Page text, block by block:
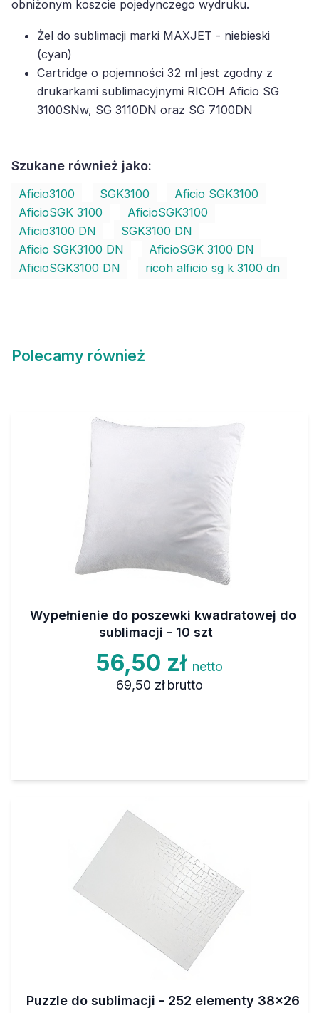
obniżonym koszcie pojedynczego wydruku.
Żel do sublimacji marki MAXJET - niebieski
(cyan)
Cartridge o pojemności 32 ml jest zgodny z
drukarkami sublimacyjnymi RICOH Aficio SG
3100SNw, SG 3110DN oraz SG 7100DN
Szukane również jako:
Aficio3100 SGK3100
Aficio SGK3100
AficioSGK 3100
AficioSGK3100
Aficio3100 DN
SGK3100 DN
Aficio SGK3100 DN
AficioSGK 3100 DN
AficioSGK3100 DN
ricoh alficio sg k 3100 dn
Polecamy również
Wypełnienie do poszewki kwadratowej do
sublimacji - 10 szt
56,50 zł netto
69,50 zł brutto
Puzzle do sublimacji - 252 elementy 38x26